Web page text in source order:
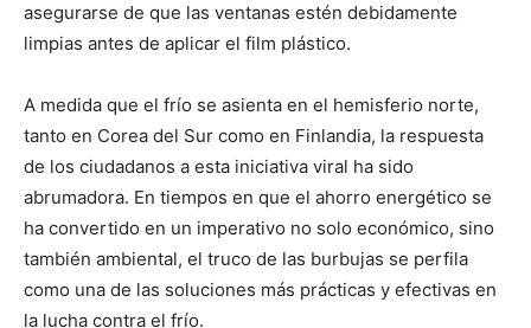
asegurarse de que las ventanas estén debidamente
limpias antes de aplicar el film plástico.
A medida que el frío se asienta en el hemisferio norte,
tanto en Corea del Sur como en Finlandia, la respuesta
de los ciudadanos a esta iniciativa viral ha sido
abrumadora. En tiempos en que el ahorro energético se
ha convertido en un imperativo no solo económico, sino
también ambiental, el truco de las burbujas se perfila
como una de las soluciones más prácticas y efectivas en
la lucha contra el frío.